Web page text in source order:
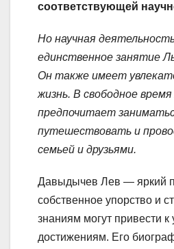
соответствующей
Но научная
единственное занятие
Он также имеет
жизнь. В свободное
предпочитает
путешествовать и
семьей и друзьями.
Давыдычев Лев — яркий
собственное упорство и
знаниям могут привести
достижениям. Его